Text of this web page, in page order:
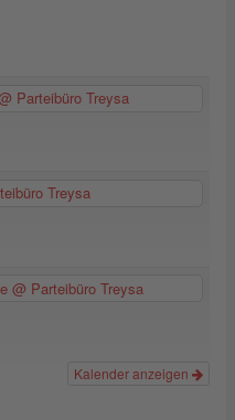
Parteibüro Treysa
Treysa
@ Parteibüro Treysa
Kalender anzeigen